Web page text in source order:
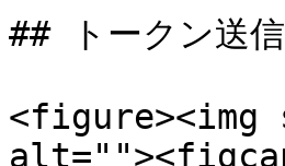
## トークン送
<figure><img